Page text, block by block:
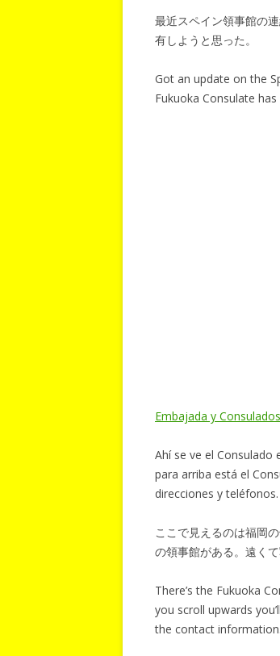
最近スペイン領事館の
有しようと思った。
Got an update on the
Fukuoka Consulate
Embajada y
Ahí se ve el Consulado
para arriba está el
direcciones y teléfonos.
ここで見えるのは福岡
の領事館がある。遠く
There’s the Fukuoka
you scroll upwards
the contact information.